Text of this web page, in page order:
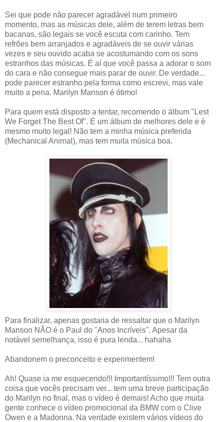
Sei que pode não parecer agradável num primeiro
momento, mas as músicas dele, além de terem letras bem
bacanas, são legais se você escuta com carinho. Tem
refrões bem arranjados e agradáveis de se ouvir várias
vezes e seu ouvido acaba se acostumando com os sons
estranhos das músicas. É aí que você passa a adorar o som
do cara e não consegue mais parar de ouvir. De verdade...
pode parecer estranho pela forma como escrevi, mas vale
muito a pena. Marilyn Manson é ótimo!
Para quem está disposto a tentar, recomendo o álbum "Lest
We Forget The Best Of". É um álbum de melhores dele e é
mesmo muito legal! Não tem a minha música preferida
(Mechanical Animal), mas tem muita música boa.
Para finalizar, apenas gostaria de ressaltar que o Marilyn
Manson NÃO é o Paul do "Anos Incríveis". Apesar da
notável semelhança, isso é pura lenda... hahaha
Abandonem o preconceito e experimentem!
Ah! Quase ia me esquecendo!!! Importantíssimo!!! Tem outra
coisa que vocês precisam ver... tem uma breve participação
do Marilyn no final, mas o vídeo é demais! Acho que muita
gente conhece o vídeo promocional da BMW com o Clive
Owen e a Madonna. Na verdade existem vários vídeos do